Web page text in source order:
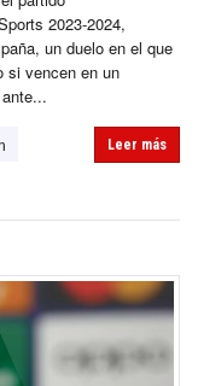
2023-2024,
un duelo en el que
si vencen en un
Leer más